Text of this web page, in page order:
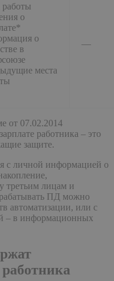
работы
о
о
в
места
—
от 07.02.2014
работника – это
защите.
с личной информацией о
третьим лицам и
ПД можно
автоматизации, или с
– в информационных